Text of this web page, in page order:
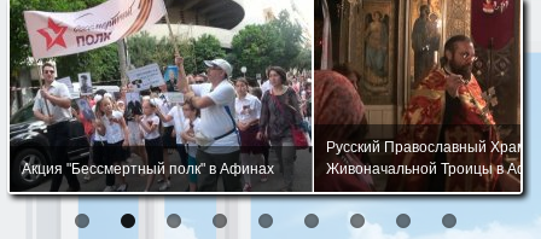
Акция "Бессмертный полк" в Афинах
Русский Православный Храм
Живоначальной Троицы в